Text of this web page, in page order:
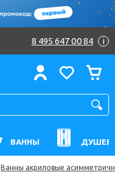
8 495 647 00 84 i
ВАННЫ
Ванны акриловые